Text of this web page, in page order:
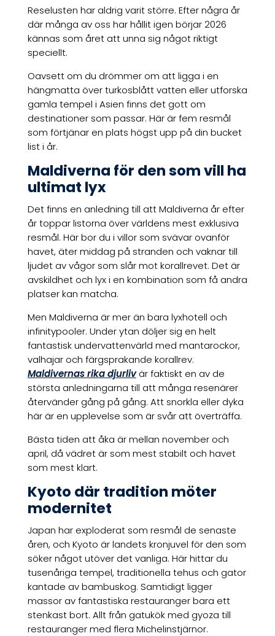
Reselusten har aldrig varit större. Efter några år
där många av oss har hållit igen börjar 2026
kännas som året att unna sig något riktigt
speciellt.
Oavsett om du drömmer om att ligga i en
hängmatta över turkosblått vatten eller utforska
gamla tempel i Asien finns det gott om
destinationer som passar. Här är fem resmål
som förtjänar en plats högst upp på din bucket
list i år.
Maldiverna för den som vill ha
ultimat lyx
Det finns en anledning till att Maldiverna år efter
år toppar listorna över världens mest exklusiva
resmål. Här bor du i villor som svävar ovanför
havet, äter middag på stranden och vaknar till
ljudet av vågor som slår mot korallrevet. Det är
avskildhet och lyx i en kombination som få andra
platser kan matcha.
Men Maldiverna är mer än bara lyxhotell och
infinitypooler. Under ytan döljer sig en helt
fantastisk undervattenvärld med mantarockor,
valhajar och färgsprakande korallrev.
Maldivernas rika djurlivär faktiskt en av de
största anledningarna till att många resenärer
återvänder gång på gång. Att snorkla eller dyka
här är en upplevelse som är svår att överträffa.
Bästa tiden att åka är mellan november och
april, då vädret är som mest stabilt och havet
som mest klart.
Kyoto där tradition möter
modernitet
Japan har exploderat som resmål de senaste
åren, och Kyoto är landets kronjuvel för den som
söker något utöver det vanliga. Här hittar du
tusenåriga tempel, traditionella tehus och gator
kantade av bambuskog. Samtidigt ligger
massor av fantastiska restauranger bara ett
stenkast bort. Allt från gatukök med gyoza till
restauranger med flera Michelinstjärnor.